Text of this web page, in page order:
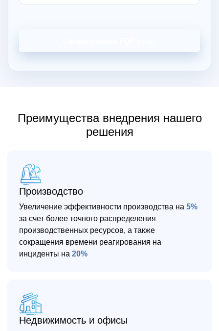
Преимущества внедрения нашего
решения
Производство
Увеличение эффективности производства на 5%
за счет более точного распределения
производственных ресурсов, а также
сокращения времени реагирования на
инциденты на 20%
Недвижимость и офисы